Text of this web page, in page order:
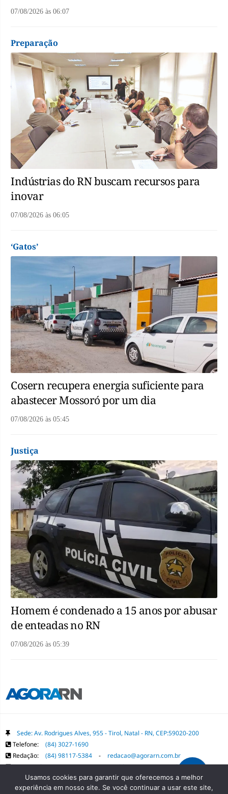
07/08/2026 às 06:07
Preparação
Indústrias do RN buscam recursos para
inovar
07/08/2026 às 06:05
‘Gatos’
Cosern recupera energia suficiente para
abastecer Mossoró por um dia
07/08/2026 às 05:45
Justiça
Homem é condenado a 15 anos por abusar
de enteadas no RN
07/08/2026 às 05:39
Sede: Av. Rodrigues Alves, 955 - Tirol, Natal - RN, CEP:59020-200
Telefone:
(84) 3027-1690
Redação:
(84) 98117-5384 -
redacao@agorarn.com.br
Comercial: (84) 98117-1718 - publica@agorarn.com.br
Usamos cookies para garantir que oferecemos a melhor
experiência em nosso site. Se você continuar a usar este site,